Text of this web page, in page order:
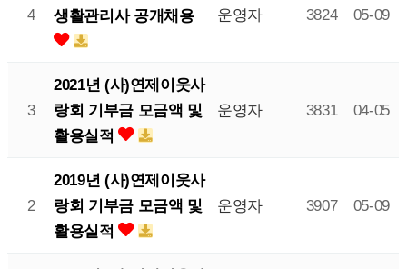
4
생활관리사 공개채용
운영자 3824 05-09
3
2021년 (사)연제이웃사
랑회 기부금 모금액 및
활용실적
운영자 3831 04-05
2
2019년 (사)연제이웃사
랑회 기부금 모금액 및
활용실적
운영자 3907 05-09